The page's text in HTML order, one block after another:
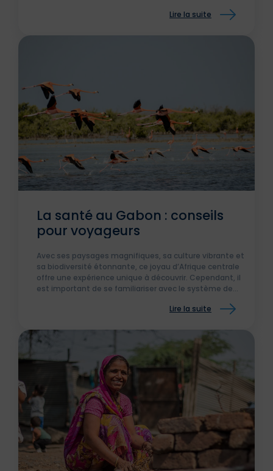
Lire la suite
La santé au Gabon : conseils
pour voyageurs
Avec ses paysages magnifiques, sa culture vibrante et
sa biodiversité étonnante, ce joyau d’Afrique centrale
offre une expérience unique à découvrir. Cependant, il
est important de se familiariser avec le système de
votre bien-être pendant votre séjour. Dans cet article,
Gabon pour les étrangers.
Lire la suite